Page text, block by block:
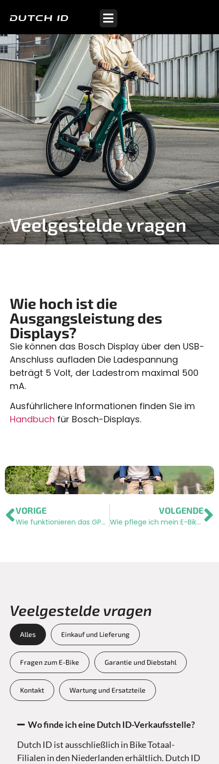
Veelgestelde vragen
Wie hoch ist die
Ausgangsleistung des
Displays?
Sie können das Bosch Display über den USB-
Anschluss aufladen Die Ladespannung
beträgt 5 Volt, der Ladestrom maximal 500
mA.
Ausführlichere Informationen finden Sie im
Handbuch für Bosch-Displays.
VORIGE
Wie funktionieren das GPS-Modul und der Diebstahlschutz meiner Dutch ID?
VOLGENDE
Wie pflege ich mein E-Bike?
Veelgestelde vragen
Alles Einkauf und Lieferung
Fragen zum E-Bike Garantie und Diebstahl
Kontakt Wartung und Ersatzteile
Wo finde ich eine Dutch ID-Verkaufsstelle?
Dutch ID ist ausschließlich in Bike Totaal-
Filialen in den Niederlanden erhältlich. Dutch ID